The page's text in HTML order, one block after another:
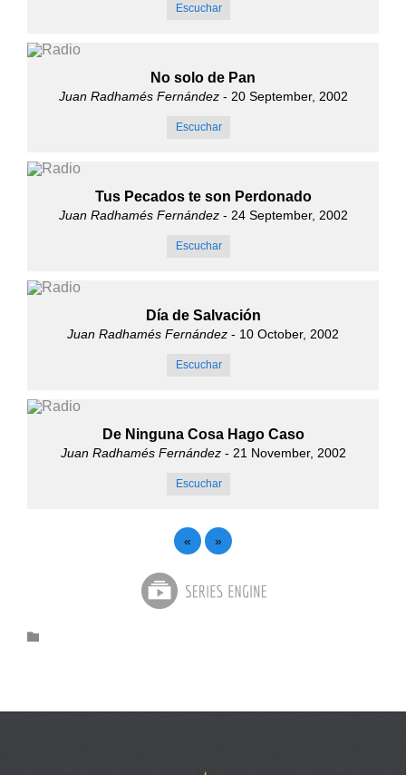
Escuchar
No solo de Pan
Juan Radhamés Fernández- 20 September, 2002
Escuchar
Tus Pecados te son Perdonado
Juan Radhamés Fernández- 24 September, 2002
Escuchar
Día de Salvación
Juan Radhamés Fernández - 10 October, 2002
Escuchar
De Ninguna Cosa Hago Caso
Juan Radhamés Fernández- 21 November, 2002
Escuchar
« »
